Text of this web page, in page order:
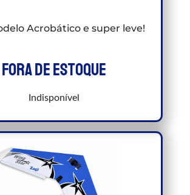
Acrobático e super leve!
Fora de estoque
Indisponível